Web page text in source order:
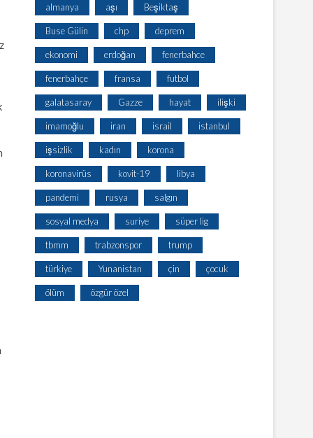
almanya aşı Beşiktaş
Buse Gülin chp deprem
ekonomi erdoğan fenerbahce
fenerbahçe fransa futbol
galatasaray Gazze hayat ilişki
imamoğlu iran israil istanbul
işsizlik kadın korona
koronavirüs kovit-19 libya
pandemi rusya salgın
sosyal medya suriye süper lig
tbmm trabzonspor trump
türkiye Yunanistan çin çocuk
ölüm özgür özel